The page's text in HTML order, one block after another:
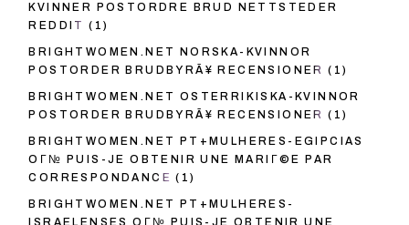
KVINNER POSTORDRE BRUD NETTSTEDER
REDDIT (1)
BRIGHTWOMEN.NET NORSKA-KVINNOR
POSTORDER BRUDBYRÃ¥ RECENSIONER (1)
BRIGHTWOMEN.NET OSTERRIKISKA-KVINNOR
POSTORDER BRUDBYRÃ¥ RECENSIONER (1)
BRIGHTWOMEN.NET PT+MULHERES-EGIPCIAS
OГ№ PUIS-JE OBTENIR UNE MARIГ©E PAR
CORRESPONDANCE (1)
BRIGHTWOMEN.NET PT+MULHERES-